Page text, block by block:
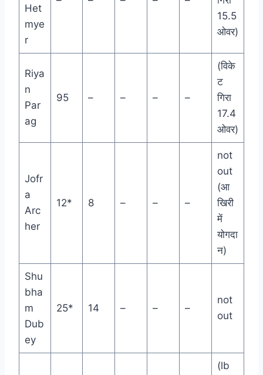
Het
mye
r
15.5
ओवर)
Riya
n
Par
ag
95 – – – –
(विके
ट
गिरा
17.4
ओवर)
Jofr
a
Arc
her
12* 8 – – –
not
out
(आ
खिरी
में
योगदा
न)
Shu
bha
m
Dub
ey
25* 14 – – –
not
out
(lb